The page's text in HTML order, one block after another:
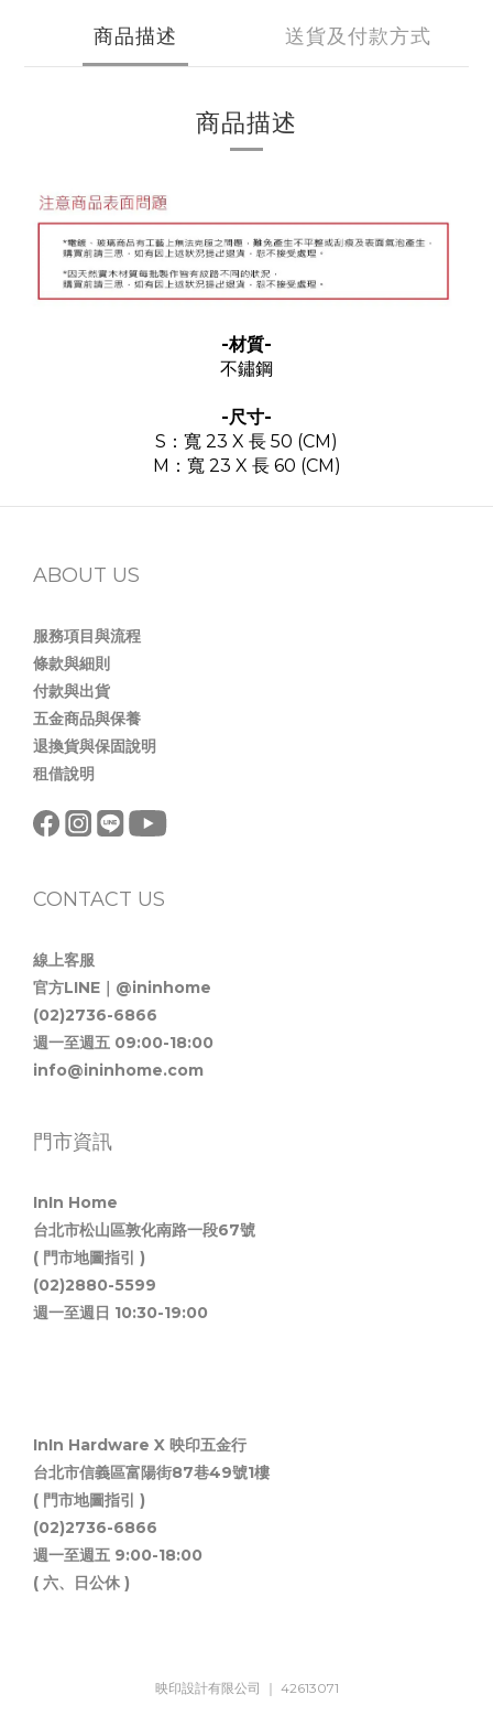
商品描述 送貨及付款方式
商品描述
-材質-
不鏽鋼
-尺寸-
S：寬 23 X 長 50 (CM)
M：寬 23 X 長 60 (CM)
ABOUT US
服務項目與流程
條款與細則
付款與出貨
五金商品與保養
退換貨與保固說明
租借說明
CONTACT US
線上客服
官方LINE｜@ininhome
(02)2736-6866
週一至週五 09:00-18:00
info@ininhome.com
門市資訊
InIn Home
台北市松山區敦化南路一段67號
( 門市地圖指引 )
(02)2880-5599
週一至週日 10:30-19:00
InIn Hardware X 映印五金行
台北市信義區富陽街87巷49號1樓
( 門市地圖指引 )
(02)2736-6866
週一至週五 9:00-18:00
( 六、日公休 )
映印設計有限公司 ｜ 42613071